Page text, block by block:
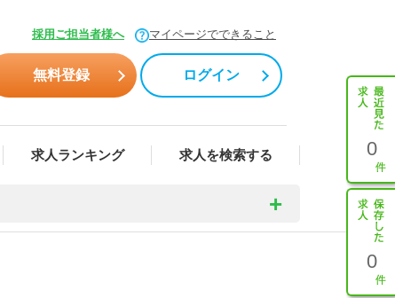
採用ご担当者様へ マイページでできること
無料登録 ログイン
求人ランキング 求人を検索する 0
0